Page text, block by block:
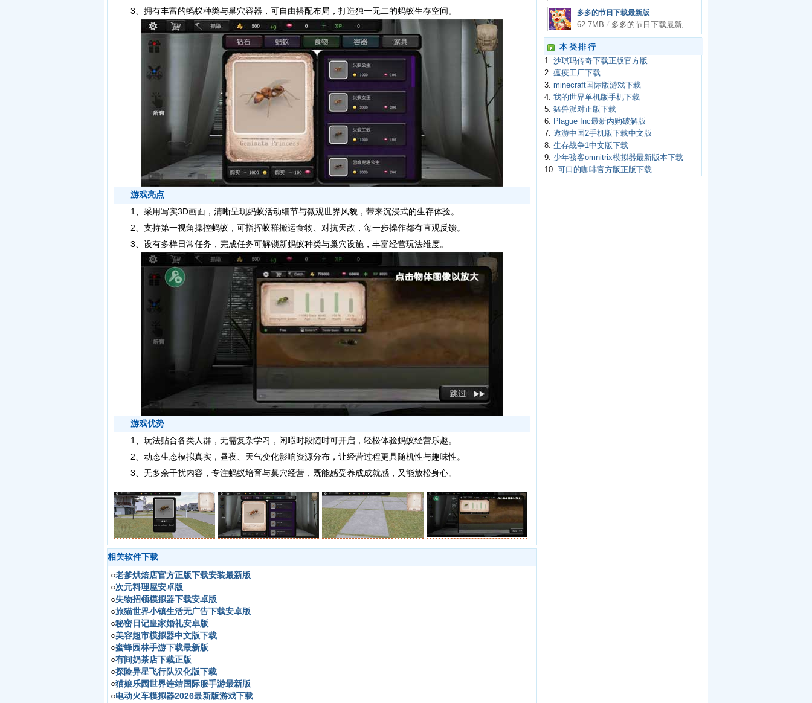
3、拥有丰富的蚂蚁种类与巢穴容器，可自由搭配布局，打造独一无二的蚂蚁生存空间。
游戏亮点
1、采用写实3D画面，清晰呈现蚂蚁活动细节与微观世界风貌，带来沉浸式的生存体验。
2、支持第一视角操控蚂蚁，可指挥蚁群搬运食物、对抗天敌，每一步操作都有直观反馈。
3、设有多样日常任务，完成任务可解锁新蚂蚁种类与巢穴设施，丰富经营玩法维度。
游戏优势
1、玩法贴合各类人群，无需复杂学习，闲暇时段随时可开启，轻松体验蚂蚁经营乐趣。
2、动态生态模拟真实，昼夜、天气变化影响资源分布，让经营过程更具随机性与趣味性。
3、无多余干扰内容，专注蚂蚁培育与巢穴经营，既能感受养成成就感，又能放松身心。
相关软件下载
○老爹烘焙店官方正版下载安装最新版
○次元料理屋安卓版
○失物招领模拟器下载安卓版
○旅猫世界小镇生活无广告下载安卓版
○秘密日记皇家婚礼安卓版
○美容超市模拟器中文版下载
○蜜蜂园林手游下载最新版
○有间奶茶店下载正版
○探险异星飞行队汉化版下载
○猫娘乐园世界连结国际服手游最新版
○电动火车模拟器2026最新版游戏下载
多多的节日下载最新版
62.7MB/ 多多的节日下载最新版
本类排行
1. 沙琪玛传奇下载正版官方版
2. 瘟疫工厂下载
3. minecraft国际版游戏下载
4. 我的世界单机版手机下载
5. 猛兽派对正版下载
6. Plague Inc最新内购破解版
7. 遨游中国2手机版下载中文版
8. 生存战争1中文版下载
9. 少年骇客omnitrix模拟器最新版本下载
10. 可口的咖啡官方版正版下载